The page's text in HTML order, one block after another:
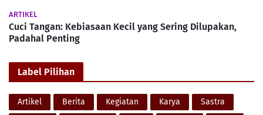
ARTIKEL
Cuci Tangan: Kebiasaan Kecil yang Sering Dilupakan,
Padahal Penting
Label Pilihan
Artikel Berita Kegiatan Karya
Sastra